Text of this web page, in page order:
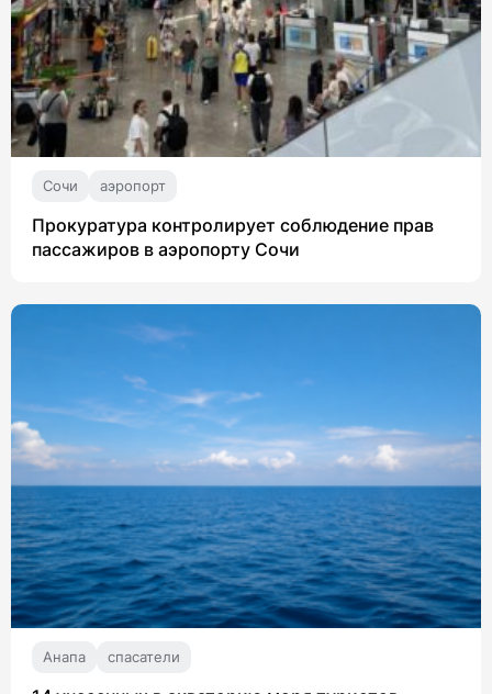
Сочи аэропорт
Прокуратура контролирует соблюдение прав
пассажиров в аэропорту Сочи
Анапа спасатели